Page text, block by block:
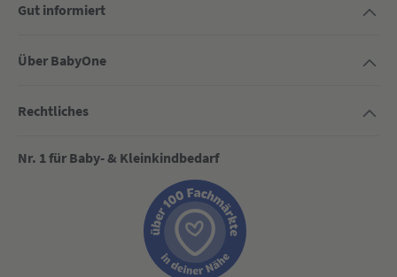
Gut informiert
Über BabyOne
Rechtliches
Nr. 1 für Baby- & Kleinkindbedarf